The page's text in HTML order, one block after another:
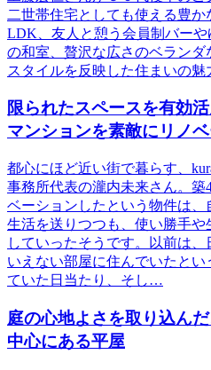
二世帯住宅としても使える豊
LDK、友人と憩う会員制バーや
の和室、贅沢な広さのベラン
スタイルを反映した住まいの魅
限られたスペースを有効
マンションを素敵にリノ
都心にほど近い街で暮らす、
事務所代表の瀧内未来さん。築
ベーションしたという物件は
生活を送りつつも、使い勝手
していったそうです。以前は
いえない部屋に住んでいたと
ていた日当たり、そし…
庭の心地よさを取り込ん
中心にある平屋